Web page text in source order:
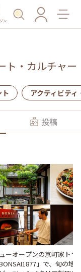
ン
ト・カルチャー
ト アクティビティ
投稿
ーオープンの京町家トラ
BONSAI1877」で、旬の地